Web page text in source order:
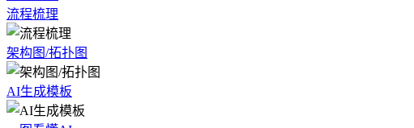
流程梳理
架构图/拓扑图
AI生成模板